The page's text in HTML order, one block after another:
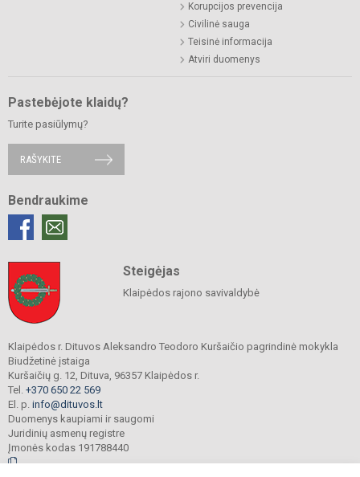
Korupcijos prevencija
Civilinė sauga
Teisinė informacija
Atviri duomenys
Pastebėjote klaidų?
Turite pasiūlymų?
RAŠYKITE
Bendraukime
Steigėjas
Klaipėdos rajono savivaldybė
Klaipėdos r. Dituvos Aleksandro Teodoro Kuršaičio pagrindinė mokykla
Biudžetinė įstaiga
Kuršaičių g. 12, Dituva, 96357 Klaipėdos r.
Tel. +370 650 22 569
El. p. info@dituvos.lt
Duomenys kaupiami ir saugomi
Juridinių asmenų registre
Įmonės kodas 191788440